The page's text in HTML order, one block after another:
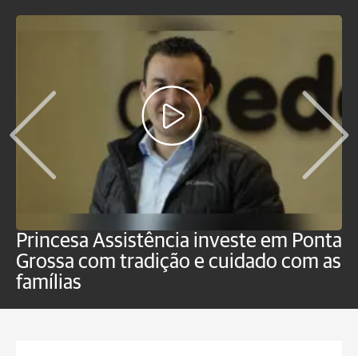
Princesa Assistência investe em Ponta
Grossa com tradição e cuidado com as
famílias